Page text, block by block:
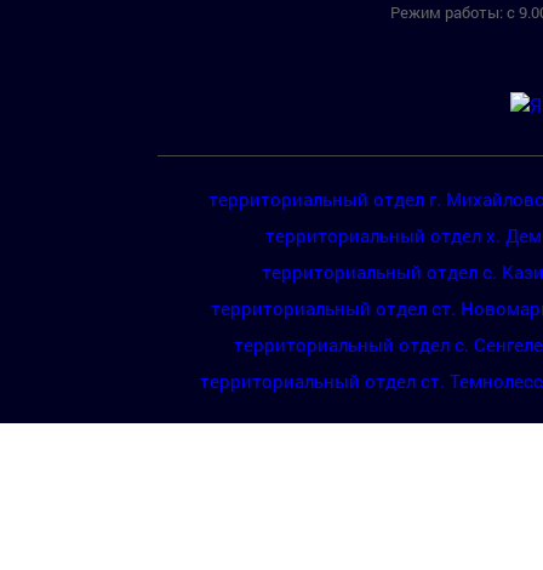
Режим работы: с
территориальный отдел г.
территориальный отдел х.
территориальный отдел с.
территориальный отдел ст.
территориальный отдел с.
территориальный отдел ст.